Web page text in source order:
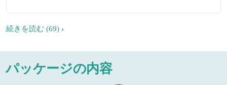
続きを読む (69)
パッケージの内容